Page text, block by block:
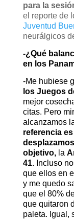
para la
el reporte de
Juventud
neurálgicos
-¿Qué
en los
-Me hubiese
los Juegos
mejor
citas. Pero
alcanzamos
referencia
objetivo,la
41. Incluso
que ellos en
y me quedo
que el 80%
que quitaron
paleta. Igual,